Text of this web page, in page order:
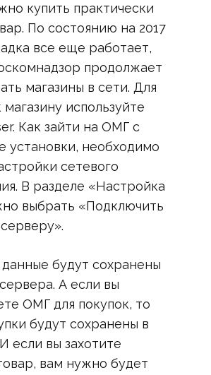
купить практически
По состоянию на 2017
все еще работает,
продолжает
магазины в сети. Для
магазину используйте
Как зайти на ОМГ с
установки, необходимо
сетевого
В разделе «Настройка
выбрать «Подключить
будут сохранены
А если вы
ОМГ для покупок, то
будут сохранены в
если вы захотите
вам нужно будет